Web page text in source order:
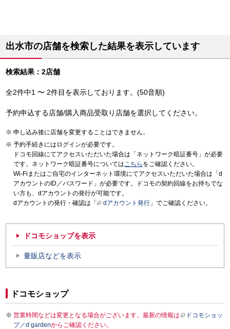
出水市の店舗を検索した結果を表示しています
検索結果：2店舗
全2件中1 〜 2件目を表示しております。(50音順)
予約申込する店舗/購入商品受取り店舗を選択してください。
申し込み後に店舗を変更することはできません。
予約手続きにはログインが必要です。
ドコモ回線にてアクセスいただいた場合は「ネットワーク暗証番号」が必要
です。ネットワーク暗証番号についてはこちら をご確認ください。
Wi-Fiまたはご自宅のインターネット環境にてアクセスいただいた場合は「d
アカウントのID／パスワード」が必要です。ドコモの契約回線をお持ちでな
い方も、dアカウントの発行が可能です。
dアカウントの発行・確認は「
dアカウント発行 」でご確認ください。
ドコモショップを表示
量販店などを表示
ドコモショップ
営業時間などは変更となる場合がございます。最新の情報は
ドコモショッ
プ／d gardenからご確認ください。